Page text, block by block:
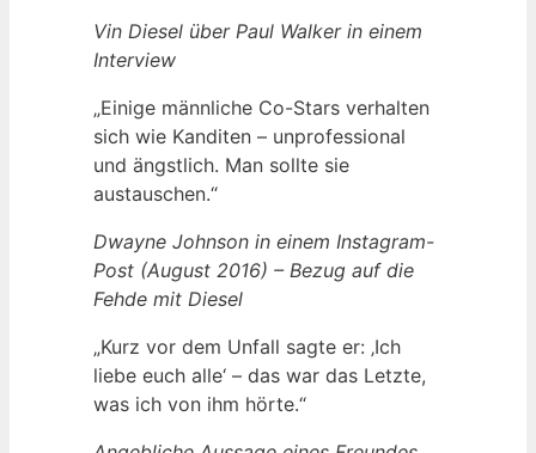
Vin Diesel über Paul Walker in einem
Interview
„Einige männliche Co-Stars verhalten
sich wie Kanditen – unprofessional
und ängstlich. Man sollte sie
austauschen.“
Dwayne Johnson in einem Instagram-
Post (August 2016) – Bezug auf die
Fehde mit Diesel
„Kurz vor dem Unfall sagte er: ‚Ich
liebe euch alle‘ – das war das Letzte,
was ich von ihm hörte.“